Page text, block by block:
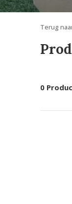
Terug
0